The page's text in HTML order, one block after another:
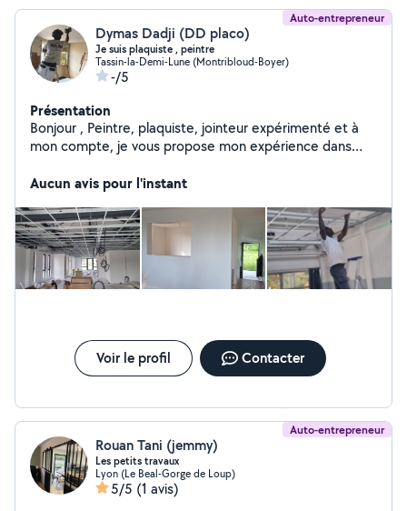
Auto-entrepreneur
Dymas Dadji (DD placo)
Je suis plaquiste , peintre
Tassin-la-Demi-Lune (Montribloud-Boyer)
-/5
Présentation
Bonjour , Peintre, plaquiste, jointeur expérimenté et à
mon compte, je vous propose mon expérience dans
peinture/tapisserie -maçonnerie -pose de sols(parquets
menuiserie/placards/ dressing -électricité/ lustres/
prises.... -pose de cuisine -pose de tringles à rideaux
Soucieux du détail et de la perfection, n'hésitez à me
contacter , je serais ravi de répondre à vos questions!
Aucun avis pour l'instant
Voir le profil Contacter
Auto-entrepreneur
Rouan Tani (jemmy)
Les petits travaux
Lyon (Le Beal-Gorge de Loup)
5/5 (1 avis)